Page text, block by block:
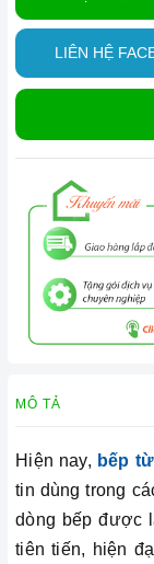
LIÊN HỆ
MÔ TẢ
Hiện nay, bếp từ
tin dùng trong
dòng bếp được
tiên tiến, hiện